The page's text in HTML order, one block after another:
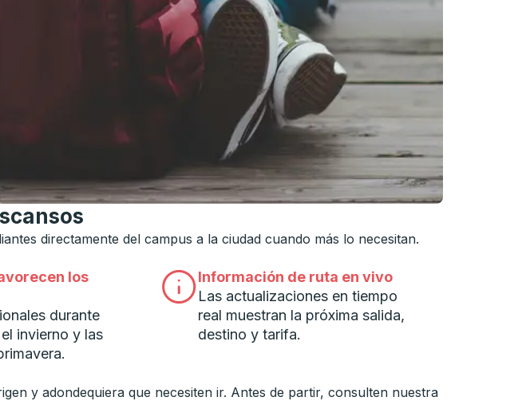
use las teclas de flecha para navegar hasta la universidad que desee, y
directamente del campus a la ciudad cuando más lo necesitan.
los
durante
invierno y las
Información de ruta en vivo
Las actualizaciones en tiempo
real muestran la próxima salida,
destino y tarifa.
y adondequiera que necesiten ir. Antes de partir, consulten nuestra